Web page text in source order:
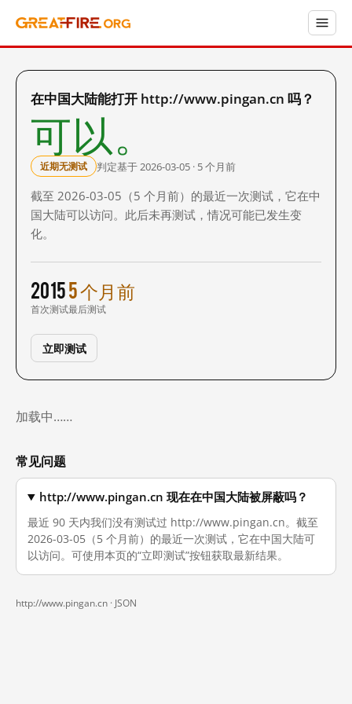
在中国大陆能打开 http://www.pingan.cn 吗？
可以。
近期无测试 判定基于 2026-03-05 · 5 个月前
截至 2026-03-05（5 个月前）的最近一次测试，它在中
国大陆可以访问。此后未再测试，情况可能已发生变
化。
2015
首次测试
5 个月前
最后测试
立即测试
加载中……
常见问题
http://www.pingan.cn 现在在中国大陆被屏蔽吗？
最近 90 天内我们没有测试过 http://www.pingan.cn。截至
2026-03-05（5 个月前）的最近一次测试，它在中国大陆可
以访问。可使用本页的“立即测试”按钮获取最新结果。
http://www.pingan.cn · JSON